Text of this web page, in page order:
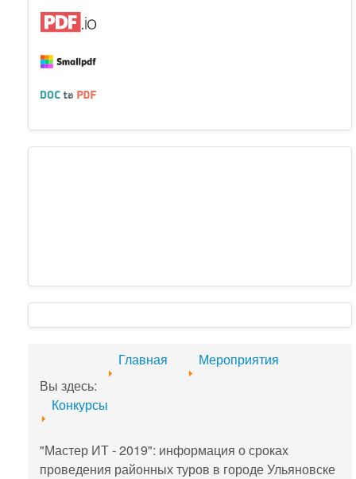
Вы здесь:
Главная Мероприятия
Конкурсы
"Мастер ИТ - 2019": информация о сроках
проведения районных туров в городе Ульяновске